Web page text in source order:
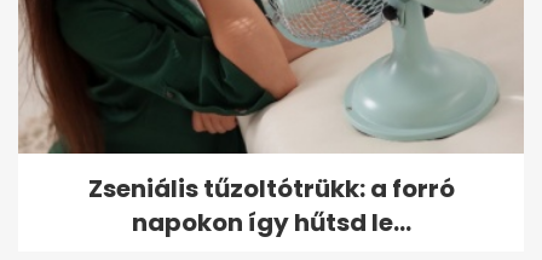
Zseniális tűzoltótrükk: a forró
napokon így hűtsd le...